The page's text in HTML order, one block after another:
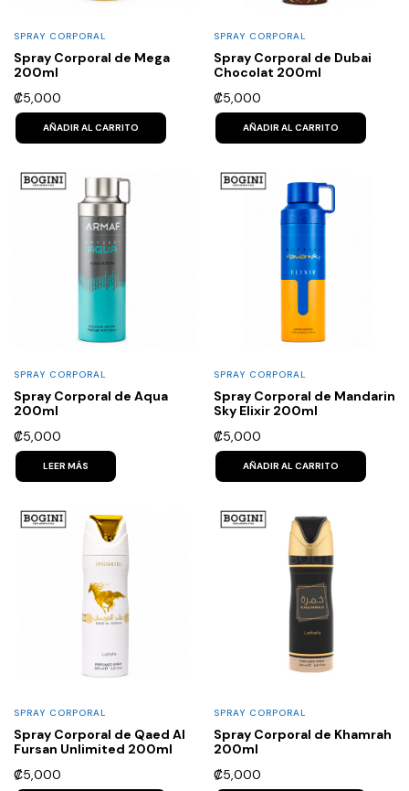
SPRAY CORPORAL
Spray Corporal de Mega
200ml
₡5,000
AÑADIR AL CARRITO
SPRAY CORPORAL
Spray Corporal de Dubai
Chocolat 200ml
₡5,000
AÑADIR AL CARRITO
SPRAY CORPORAL
Spray Corporal de Aqua
200ml
₡5,000
LEER MÁS
SPRAY CORPORAL
Spray Corporal de Mandarin
Sky Elixir 200ml
₡5,000
AÑADIR AL CARRITO
SPRAY CORPORAL
Spray Corporal de Qaed Al
Fursan Unlimited 200ml
₡5,000
SPRAY CORPORAL
Spray Corporal de Khamrah
200ml
₡5,000